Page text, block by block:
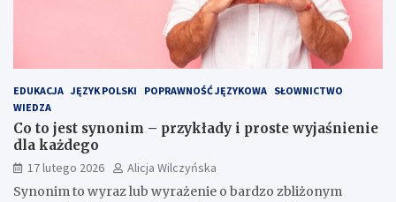
EDUKACJA JĘZYK POLSKI POPRAWNOŚĆ JĘZYKOWA SŁOWNICTWO
WIEDZA
Co to jest synonim – przykłady i proste wyjaśnienie
dla każdego
17 lutego 2026
Alicja Wilczyńska
Synonim to wyraz lub wyrażenie o bardzo zbliżonym